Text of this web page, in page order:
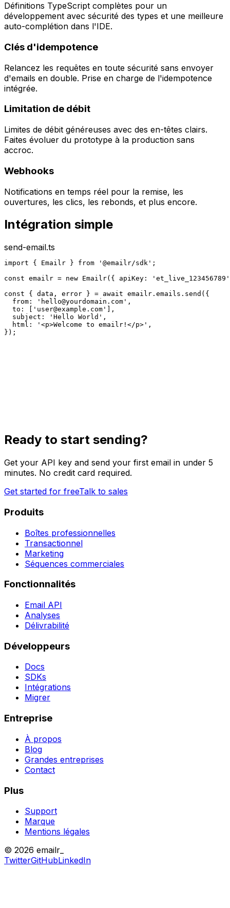
Définitions TypeScript complètes pour un
développement avec sécurité des types et une meilleure
auto-complétion dans l'IDE.
Clés d'idempotence
Relancez les requêtes en toute sécurité sans envoyer
d'emails en double. Prise en charge de l'idempotence
intégrée.
Limitation de débit
Limites de débit généreuses avec des en-têtes clairs.
Faites évoluer du prototype à la production sans
accroc.
Webhooks
Notifications en temps réel pour la remise, les
ouvertures, les clics, les rebonds, et plus encore.
Intégration simple
send-email.ts
import { Emailr } from '@emailr/sdk';
const emailr = new Emailr({ apiKey:
const { data, error } = await emailr.emails.send({
  from: '
hello@yourdomain.com ',
  to: ['
user@example.com '],
  subject: 'Hello World',
  html: '<p>Welcome to emailr!</p>',
});
Ready to start sending?
Get your API key and send your first email in under 5
minutes. No credit card required.
Get started for freeTalk to sales
Produits
Boîtes professionnelles
Transactionnel
Marketing
Séquences commerciales
Fonctionnalités
Email API
Analyses
Délivrabilité
Développeurs
Docs
SDKs
Intégrations
Migrer
Entreprise
À propos
Blog
Grandes entreprises
Contact
Plus
Support
Marque
Mentions légales
© 2026 emailr_
TwitterGitHubLinkedIn